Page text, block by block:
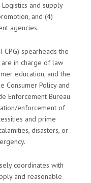
and supply
and (4)
agencies.
CPG) spearheads the
in charge of law
education, and the
Consumer Policy and
Enforcement Bureau
enforcement of
and prime
disasters, or
coordinates with
and reasonable